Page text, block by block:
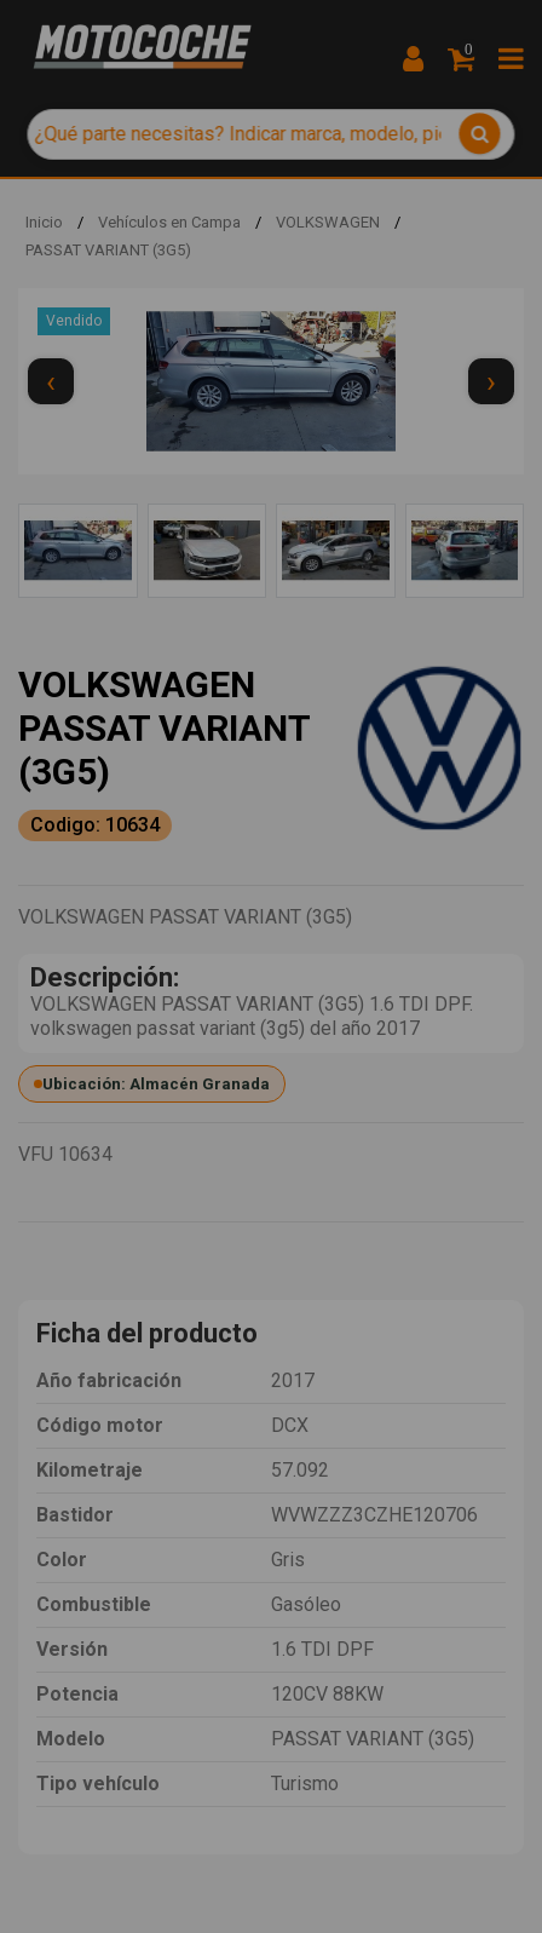
0
Inicio / Vehículos en Campa / VOLKSWAGEN
/
PASSAT VARIANT (3G5)
Vendido
‹ ›
VOLKSWAGEN
PASSAT VARIANT
(3G5)
Codigo: 10634
VOLKSWAGEN PASSAT VARIANT (3G5)
Descripción:
VOLKSWAGEN PASSAT VARIANT (3G5) 1.6 TDI DPF.
volkswagen passat variant (3g5) del año 2017
Ubicación: Almacén Granada
VFU 10634
Ficha del producto
Año fabricación
2017
Código motor
DCX
Kilometraje
57.092
Bastidor
WVWZZZ3CZHE120706
Color
Gris
Combustible
Gasóleo
Versión
1.6 TDI DPF
Potencia
120CV 88KW
Modelo
PASSAT VARIANT (3G5)
Tipo vehículo
Turismo